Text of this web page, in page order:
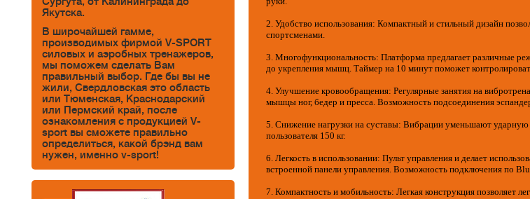
Якутска.
В широчайшей гамме,
производимых фирмой V-SPORT
силовых и аэробных тренажеров,
мы поможем сделать Вам
правильный выбор. Где бы вы не
жили, Свердловская это область
или Тюменская, Краснодарский
или Пермский край, после
ознакомления с продукцией V-
sport вы сможете правильно
определиться, какой брэнд вам
нужен, именно v-sport!
2. Удобство использования: Компактный и стильный дизайн
спортсменами.
3. Многофункциональность: Платформа предлагает различные
до укрепления мышц. Таймер на 10 минут поможет
4. Улучшение кровообращения: Регулярные занятия на
мышцы ног, бедер и пресса. Возможность подсоединения
5. Снижение нагрузки на суставы: Вибрации уменьшают ударную
пользователя 150 кг.
6. Легкость в использовании: Пульт управления и делает
встроенной панели управления. Возможность подключения по
7. Компактность и мобильность: Легкая конструкция позволяет